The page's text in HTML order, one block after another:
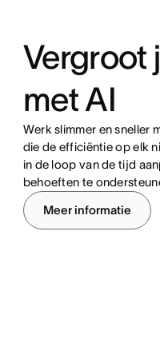
Vergroot
met AI
Werk slimmer en sneller
die de efficiëntie op elk
in de loop van de tijd
behoeften te
Meer informatie